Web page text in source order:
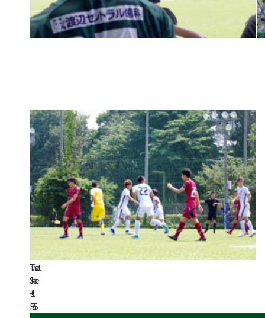
パートナー
パートナー
Tweet
Share
+1
RSS